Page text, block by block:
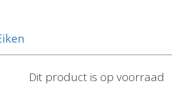
Dit product is op voorraad